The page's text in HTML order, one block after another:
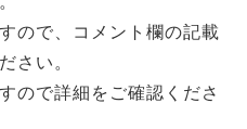
ので、コメント欄の記載
さい。
ので詳細をご確認くださ